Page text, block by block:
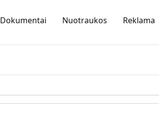
Dokumentai Nuotraukos Reklama